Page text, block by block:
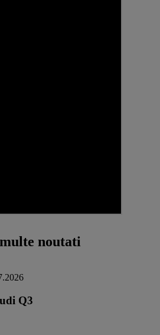
noutati
Q3